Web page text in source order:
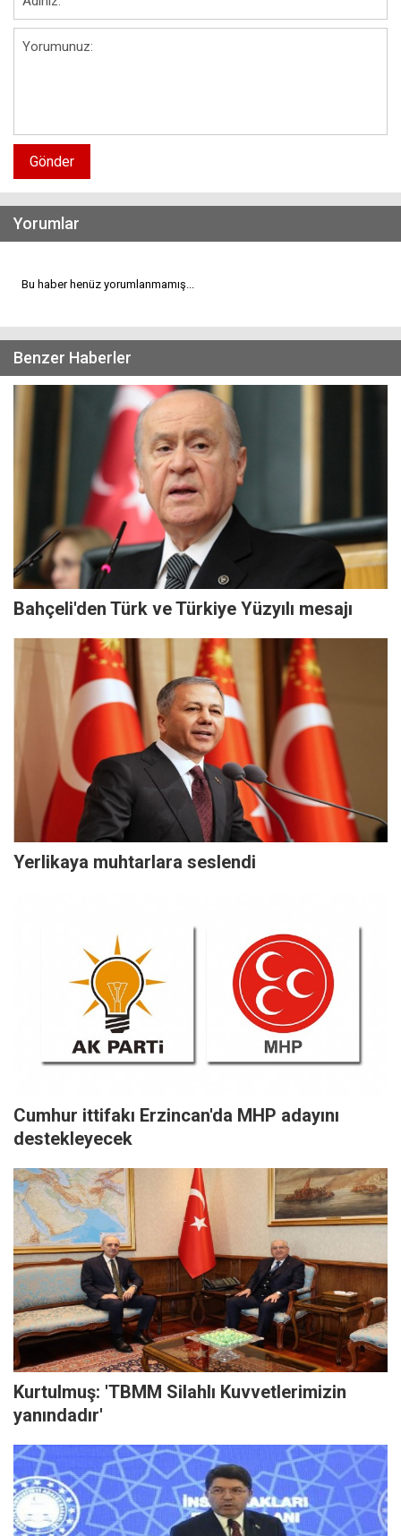
Gönder
Yorumlar
Bu haber henüz yorumlanmamış...
Benzer Haberler
Bahçeli'den Türk ve Türkiye Yüzyılı mesajı
Yerlikaya muhtarlara seslendi
Cumhur ittifakı Erzincan'da MHP adayını
destekleyecek
Kurtulmuş: 'TBMM Silahlı Kuvvetlerimizin
yanındadır'